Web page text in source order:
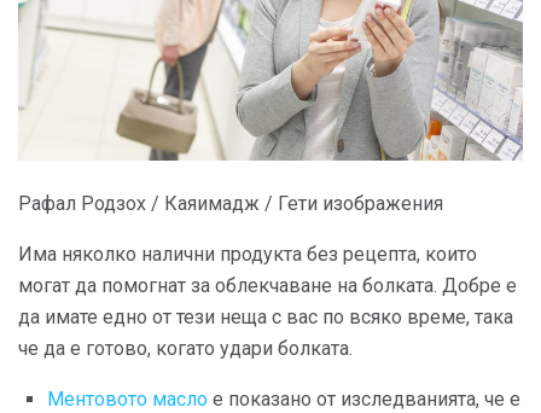
Рафал Родзох / Каяимадж / Гети изображения
Има няколко налични продукта без рецепта, които
могат да помогнат за облекчаване на болката. Добре е
да имате едно от тези неща с вас по всяко време, така
че да е готово, когато удари болката.
Ментовото масло е показано от изследванията, че е